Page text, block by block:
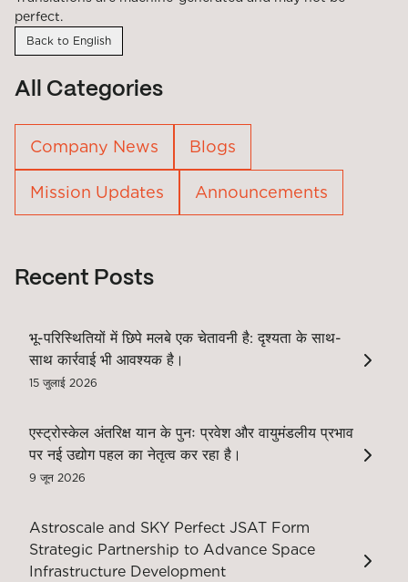
perfect.
Back to English
All Categories
Company News Blogs
Mission Updates Announcements
Recent Posts
भू-परिस्थितियों में छिपे मलबे एक चेतावनी है: दृश्यता के साथ-
साथ कार्रवाई भी आवश्यक है।
15 जुलाई 2026
एस्ट्रोस्केल अंतरिक्ष यान के पुनः प्रवेश और वायुमंडलीय प्रभाव
पर नई उद्योग पहल का नेतृत्व कर रहा है।
9 जून 2026
Astroscale and SKY Perfect JSAT Form
Strategic Partnership to Advance Space
Infrastructure Development